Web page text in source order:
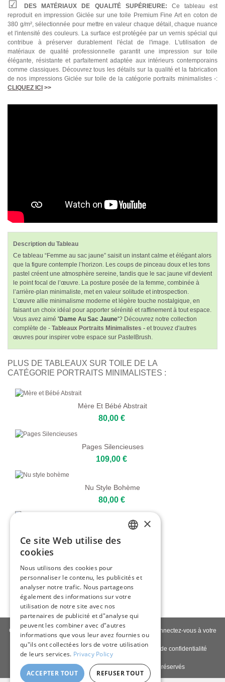
DES MATÉRIAUX DE QUALITÉ SUPÉRIEURE: Ce tableau est
reproduit en impression Giclée sur une toile Premium Fine Art en coton de
380 g/m², sélectionnée pour mettre en valeur chaque détail, chaque nuance
et l'intensité des couleurs. La surface est protégée par un vernis spécial qui
contribue à préserver durablement l'éclat de l'image. L'utilisation de
matériaux de qualité professionnelle garantit une impression sur toile
élégante, résistante et parfaitement adaptée aux intérieurs contemporains
comme classiques. Découvrez tous les détails sur la qualité et la fabrication
de nos impressions Giclée sur toile de la catégorie portraits minimalistes -:
CLIQUEZ ICI >>
Description du Tableau
Ce tableau “Femme au sac jaune” saisit un instant calme et élégant alors
que la figure contemple l’horizon. Les coups de pinceau doux et les tons
pastel créent une atmosphère sereine, tandis que le sac jaune vif devient
le point focal de l’œuvre. La posture posée de la femme, combinée à
l’arrière-plan minimaliste, met en valeur solitude et introspection.
L’œuvre allie minimalisme moderne et légère touche nostalgique, en
faisant un choix idéal pour apporter sérénité et raffinement à tout espace.
Vous avez aimé 'Dame Au Sac Jaune'? Découvrez notre collection
complète de - Tableaux Portraits Minimalistes - et trouvez d'autres
œuvres pour inspirer votre espace sur PastelBrush.
PLUS DE TABLEAUX SUR TOILE DE LA
CATÉGORIE PORTRAITS MINIMALISTES :
Mère Et Bébé Abstrait
80,00 €
Pages Silencieuses
109,00 €
Nu Style Bohème
80,00 €
Portrait Simple
109,00 €
Portrait Abstrait Moderne
80,00 €
Contactez-nous
Connectez-vous à votre
compte |Blog
Politique de livraison| Politique de retour|Politique de confidentialité
Copyright © 2026 Pastel Brush- Tous droits réservés
GERMAN
FRENCH
SPANISH
×
Ce site Web utilise des
cookies
Nous utilisons des cookies pour
personnaliser le contenu, les publicités et
analyser notre trafic. Nous partageons
également des informations sur votre
utilisation de notre site avec nos
partenaires de publicité et d"analyse qui
peuvent les combiner avec d"autres
informations que vous leur avez fournies ou
qu"ils ont collectées lors de votre utilisation
de leurs services. Privacy Policy
ACCEPTER TOUT REFUSER TOUT